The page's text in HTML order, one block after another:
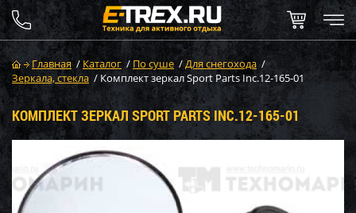
Главная / Каталог / По суше /Для снегохода /
Зеркала, стекла / Комплект зеркал Sport Parts Inc.12-165-01
КОМПЛЕКТ ЗЕРКАЛ SPORT PARTS INC.12-165-01